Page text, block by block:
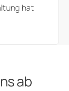
hat
ab